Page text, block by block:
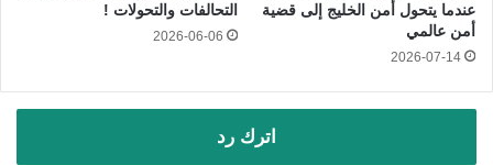
عندما يتحول أمن الخليج إلى قضية
أمن عالمي
2026-07-14
التحالفات والتحولات !
2026-06-06
اترك رد